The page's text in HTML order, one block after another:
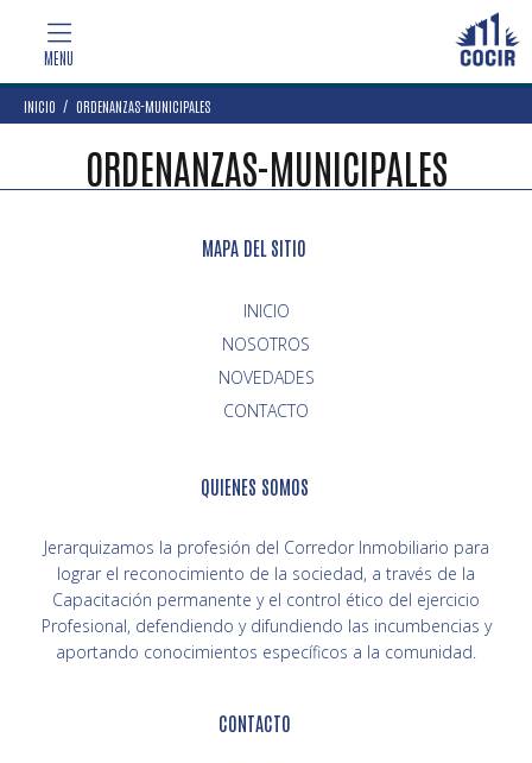
INICIO ORDENANZAS-MUNICIPALES
ORDENANZAS-MUNICIPALES
MAPA DEL SITIO
INICIO
NOVEDADES
CONTACTO
QUIENES SOMOS
Jerarquizamos la profesión del Corredor Inmobiliario para
lograr el reconocimiento de la sociedad, a través de la
Capacitación permanente y el control ético del ejercicio
Profesional, defendiendo y difundiendo las incumbencias y
aportando conocimientos específicos a la comunidad.
CONTACTO